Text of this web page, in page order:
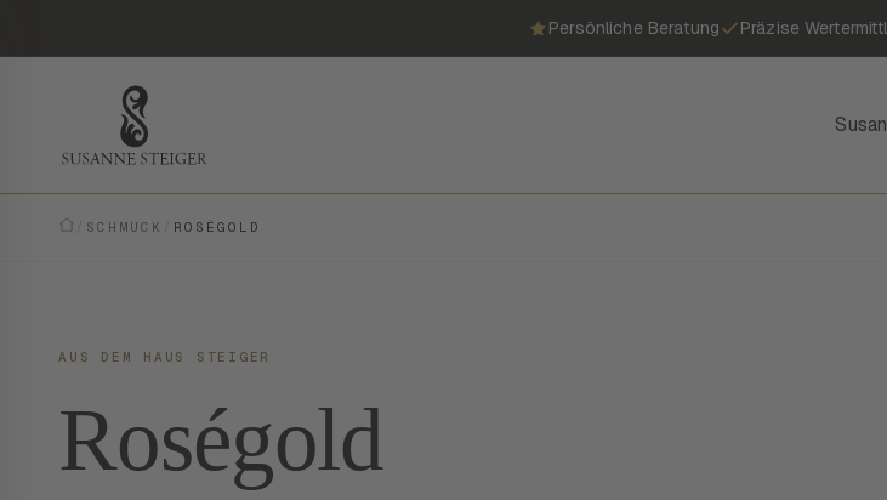
Persönliche Beratung Präzise
SCHMUCK ROSÉGOLD
AUS DEM HAUS STEIGER
Roségold